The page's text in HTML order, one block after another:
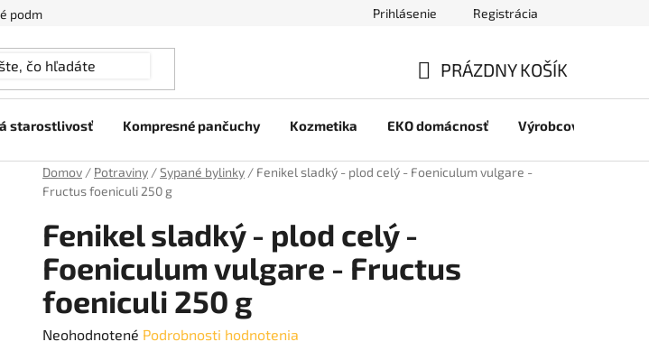
podmienky Prihlásenie Registrácia
KOŠÍK
PRÁZDNY KOŠÍK
starostlivosť Kompresné pančuchy Kozmetika EKO domácnosť Výrobcovia
Domov / Potraviny /Sypané bylinky / Fenikel sladký - plod celý - Foeniculum vulgare -
Fructus foeniculi 250 g
Fenikel sladký - plod celý -
Foeniculum vulgare - Fructus
foeniculi 250 g
Priemerné
Neohodnotené Podrobnosti hodnotenia